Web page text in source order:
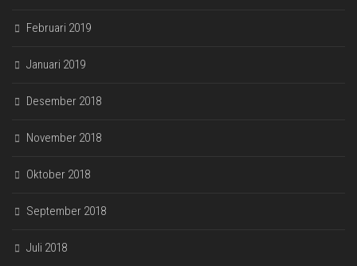
Februari 2019
Januari 2019
Desember 2018
November 2018
Oktober 2018
September 2018
Juli 2018